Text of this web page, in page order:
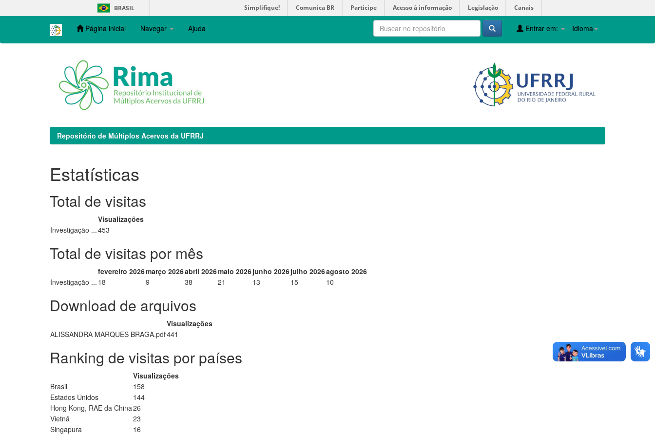
navigation
BRASIL Simplifique! Comunica BR Participe Acesso à informação Legislação Canais
Página inicial Navegar Ajuda Idioma
Entrar em:
Repositório de Múltiplos Acervos da UFRRJ
Estatísticas
Total de visitas
Visualizações
Investigação ...453
Total de visitas por mês
fevereiro 2026março 2026abril 2026maio 2026junho 2026julho 2026agosto 2026
Investigação ... 18 9 38 21 13 15 10
Download de arquivos
Visualizações
ALISSANDRA MARQUES BRAGA.pdf441
Ranking de visitas por países
Visualizações
Brasil
158
Estados Unidos
144
Hong Kong, RAE da China26
Vietnã
23
Singapura
16